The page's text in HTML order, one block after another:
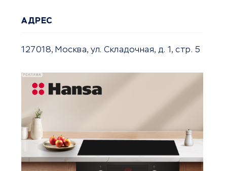
АДРЕС
127018, Москва, ул. Складочная, д. 1, стр. 5